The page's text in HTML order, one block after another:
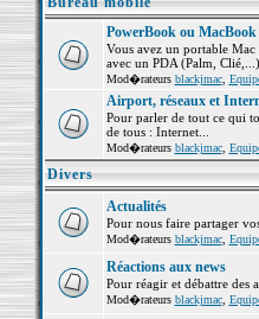
PowerBook ou
Vous avez un portable
avec un PDA (Palm,
Mod�rateurs blackjmac,
Airport, réseaux et
Pour parler de tout ce qui
de tous : Internet...
Mod�rateurs blackjmac,
Divers
Actualités
Pour nous faire partager
Mod�rateurs blackjmac,
Réactions aux news
Pour réagir et débattre des
Mod�rateurs blackjmac,